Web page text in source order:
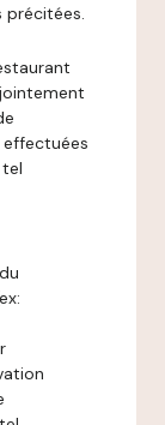
précitées.